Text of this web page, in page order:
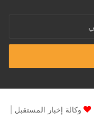
وكالة إخبار المستقبل